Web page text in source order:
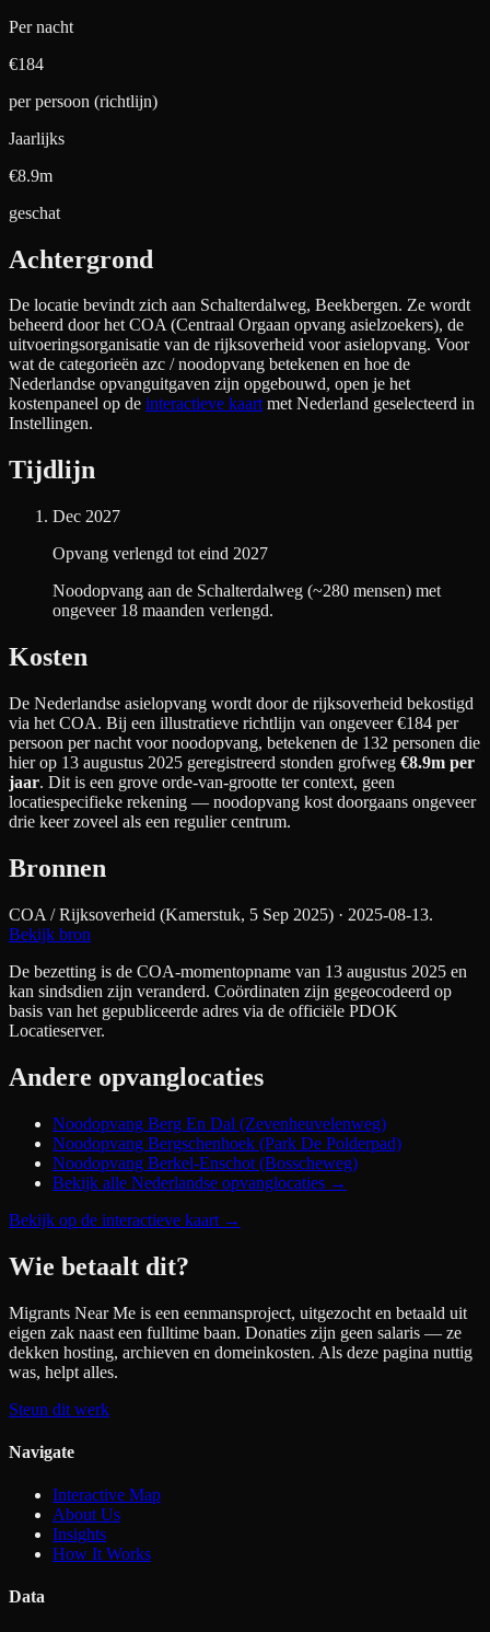
Per nacht
€184
per persoon (richtlijn)
Jaarlijks
€8.9m
geschat
Achtergrond
De locatie bevindt zich aan Schalterdalweg, Beekbergen. Ze wordt
beheerd door het COA (Centraal Orgaan opvang asielzoekers), de
uitvoeringsorganisatie van de rijksoverheid voor asielopvang. Voor
wat de categorieën azc / noodopvang betekenen en hoe de
Nederlandse opvanguitgaven zijn opgebouwd, open je het
kostenpaneel op de interactieve kaart met Nederland geselecteerd in
Instellingen.
Tijdlijn
Dec 2027
Opvang verlengd tot eind 2027
Noodopvang aan de Schalterdalweg (~280 mensen) met
ongeveer 18 maanden verlengd.
Kosten
De Nederlandse asielopvang wordt door de rijksoverheid bekostigd
via het COA. Bij een illustratieve richtlijn van ongeveer €184 per
persoon per nacht voor noodopvang, betekenen de 132 personen die
hier op 13 augustus 2025 geregistreerd stonden grofweg €8.9m per
jaar. Dit is een grove orde-van-grootte ter context, geen
locatiespecifieke rekening — noodopvang kost doorgaans ongeveer
drie keer zoveel als een regulier centrum.
Bronnen
COA / Rijksoverheid (Kamerstuk, 5 Sep 2025) · 2025-08-13.
Bekijk bron
De bezetting is de COA-momentopname van 13 augustus 2025 en
kan sindsdien zijn veranderd. Coördinaten zijn gegeocodeerd op
basis van het gepubliceerde adres via de officiële PDOK
Locatieserver.
Andere opvanglocaties
Noodopvang Berg En Dal (Zevenheuvelenweg)
Noodopvang Bergschenhoek (Park De Polderpad)
Noodopvang Berkel-Enschot (Bosscheweg)
Bekijk alle Nederlandse opvanglocaties →
Bekijk op de interactieve kaart →
Wie betaalt dit?
Migrants Near Me is een eenmansproject, uitgezocht en betaald uit
eigen zak naast een fulltime baan. Donaties zijn geen salaris — ze
dekken hosting, archieven en domeinkosten. Als deze pagina nuttig
was, helpt alles.
Steun dit werk
Navigate
Interactive Map
About Us
Insights
How It Works
Data